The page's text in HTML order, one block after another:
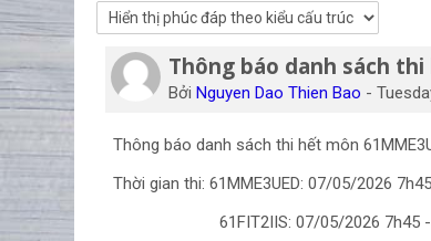
Thông báo danh sách thi
BởiNguyen Dao Thien Bao -
Số lượng các câu trả lời: 0
Thông báo danh sách thi hết môn
Thời gian thi: 61MME3UED: 07/05/2026
61FIT2IIS: 07/05/2026